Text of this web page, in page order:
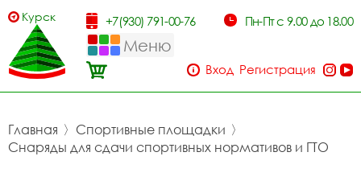
Курск +7(930) 791-00-76 Пн-Пт с 9.00 до 18.00
Меню
Вход Регистрация
Главная 〉 Спортивные площадки 〉
Снаряды для сдачи спортивных нормативов и ГТО